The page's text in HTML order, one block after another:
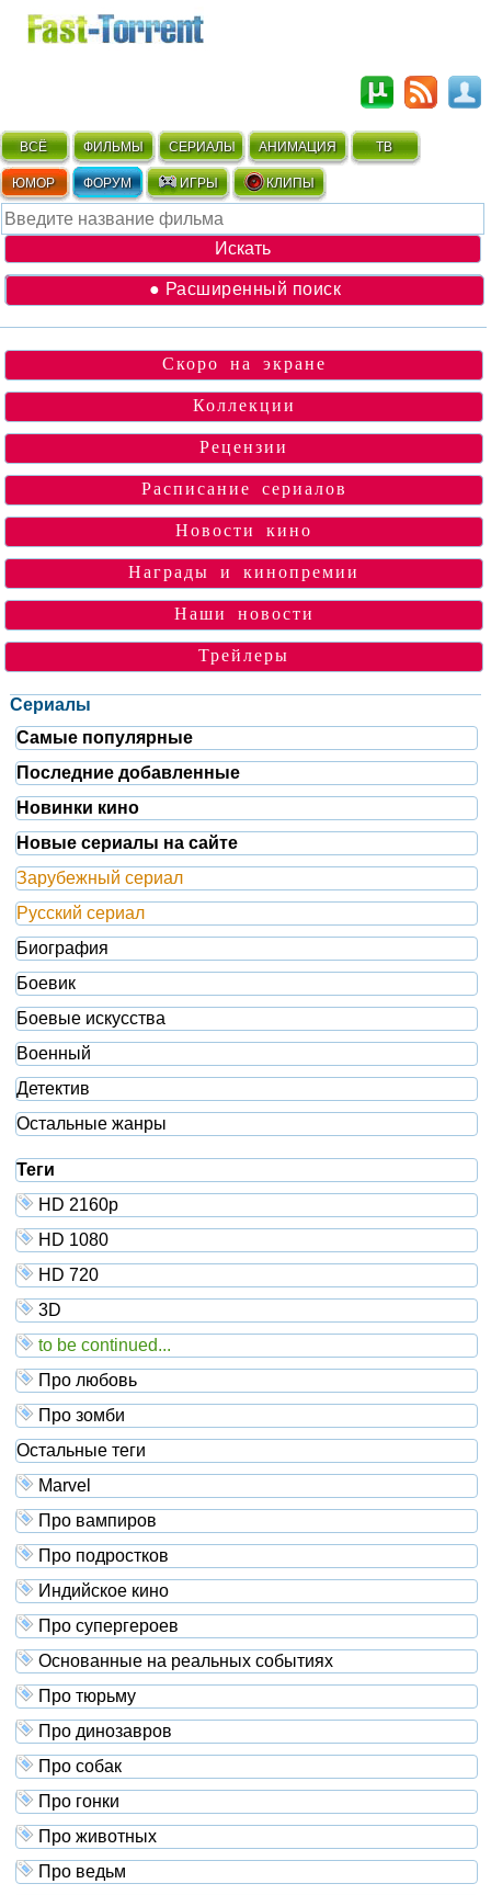
ВСЁ ФИЛЬМЫ СЕРИАЛЫ АНИМАЦИЯ ТВ
ЮМОР ФОРУМ ИГРЫ КЛИПЫ
● Расширенный поиск
Скоро на экране
Коллекции
Рецензии
Расписание сериалов
Новости кино
Награды и кинопремии
Наши новости
Трейлеры
Сериалы
Самые популярные
Последние добавленные
Новинки кино
Новые сериалы на сайте
Зарубежный сериал
Русский сериал
Биография
Боевик
Боевые искусства
Военный
Детектив
Остальные жанры
Теги
HD 2160р
HD 1080
HD 720
3D
to be continued...
Про любовь
Про зомби
Остальные теги
Marvel
Про вампиров
Про подростков
Индийское кино
Про супергероев
Основанные на реальных событиях
Про тюрьму
Про динозавров
Про собак
Про гонки
Про животных
Про ведьм